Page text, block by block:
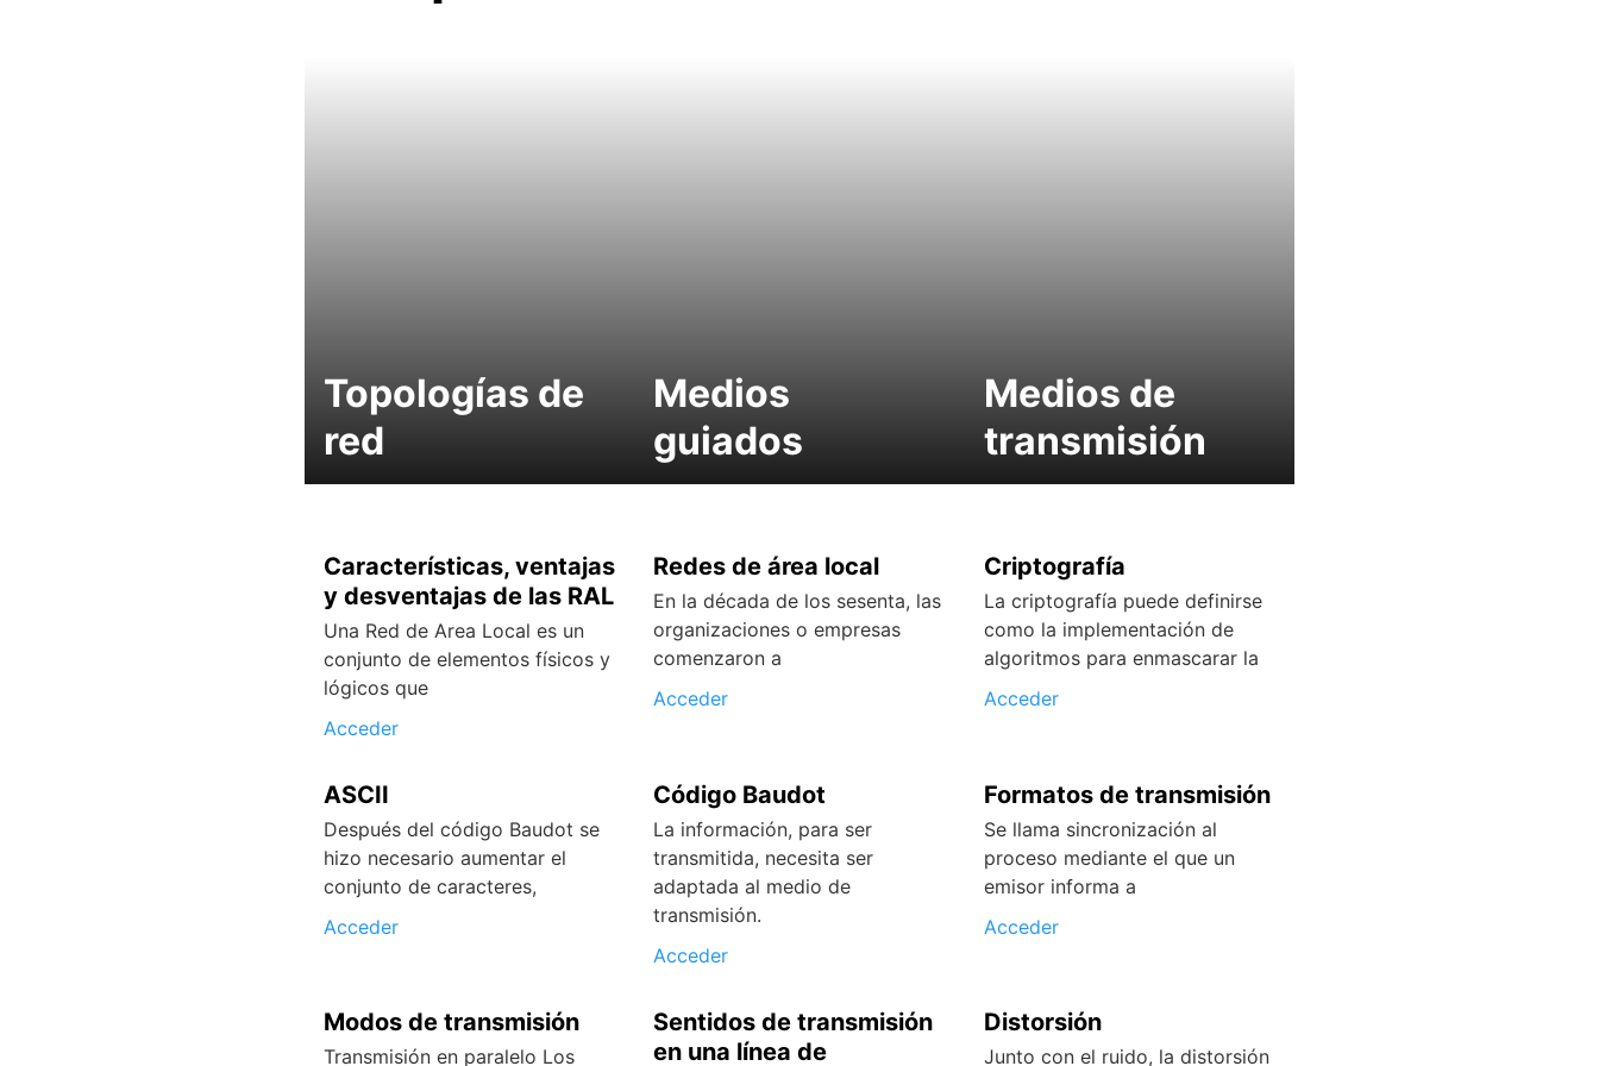
Topologías de
red
Medios
guiados
Medios de
transmisión
Características, ventajas
y desventajas de las RAL
Una Red de Area Local es un
conjunto de elementos físicos y
lógicos que
Acceder
Redes de área local
En la década de los sesenta, las
organizaciones o empresas
comenzaron a
Acceder
Criptografía
La criptografía puede definirse
como la implementación de
algoritmos para enmascarar la
Acceder
ASCII
Después del código Baudot se
hizo necesario aumentar el
conjunto de caracteres,
Acceder
Código Baudot
La información, para ser
transmitida, necesita ser
adaptada al medio de
transmisión.
Acceder
Formatos de transmisión
Se llama sincronización al
proceso mediante el que un
emisor informa a
Acceder
Modos de transmisión
Transmisión en paralelo Los
Sentidos de transmisión
en una línea de
Distorsión
Junto con el ruido, la distorsión